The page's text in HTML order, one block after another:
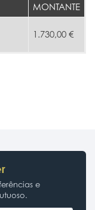
MONTANTE
1.730,00 €
e